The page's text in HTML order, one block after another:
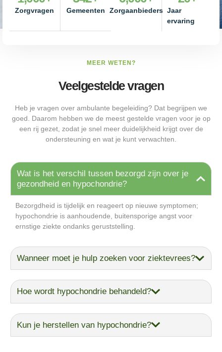
Zorgvragen Gemeenten Zorgaanbieders Jaar
ervaring
MEER WETEN?
Veelgestelde vragen
Heb je vragen over ambulante begeleiding? Dat begrijpen we
goed. Daarom hebben we de meest gestelde vragen voor je op
een rij gezet, zodat je snel meer duidelijkheid krijgt over de
ondersteuning en wat je kunt verwachten.
Wat is het verschil tussen bezorgd zijn over je
gezondheid en hypochondrie?
Bezorgdheid is tijdelijk en reageert op nieuwe symptomen;
hypochondrie is aanhoudende, buitensporige angst voor
ernstige ziekte ondanks geruststelling.
Wanneer moet je hulp zoeken voor ziektevrees?
Hoe wordt hypochondrie behandeld?
Kun je herstellen van hypochondrie?